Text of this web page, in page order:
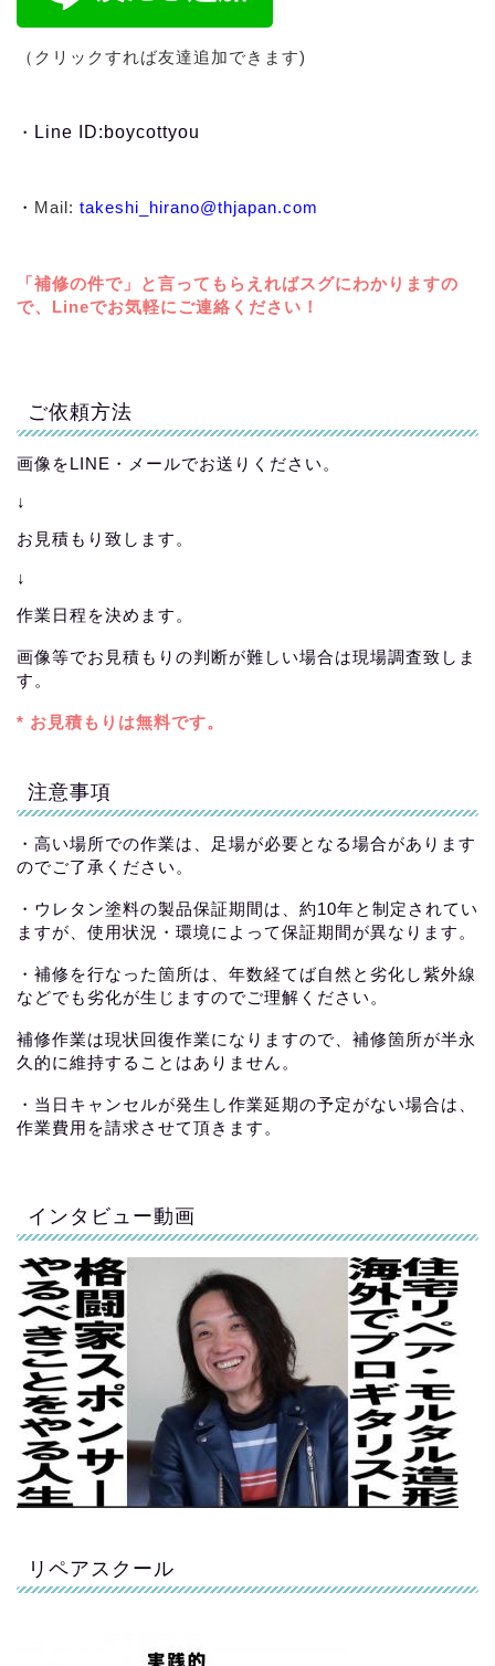
（クリックすれば友達追加できます)
・ Line ID:boycottyou
・ Mail: takeshi_hirano@thjapan.com
「補修の件で」と言ってもらえればスグにわかりますの
で、Lineでお気軽にご連絡ください！
ご依頼方法
画像をLINE・メールでお送りください。
↓
お見積もり致します。
↓
作業日程を決めます。
画像等でお見積もりの判断が難しい場合は現場調査致しま
す。
* お見積もりは無料です。
注意事項
・高い場所での作業は、足場が必要となる場合があります
のでご了承ください。
・ウレタン塗料の製品保証期間は、約10年と制定されてい
ますが、使用状況・環境によって保証期間が異なります。
・補修を行なった箇所は、年数経てば自然と劣化し紫外線
などでも劣化が生じますのでご理解ください。
補修作業は現状回復作業になりますので、補修箇所が半永
久的に維持することはありません。
・当日キャンセルが発生し作業延期の予定がない場合は、
作業費用を請求させて頂きます。
インタビュー動画
リペアスクール